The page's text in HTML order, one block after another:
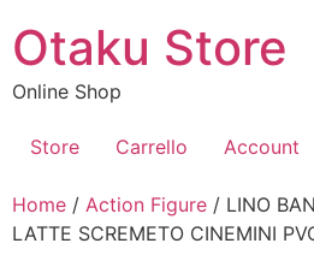
contenuto
Otaku Store
Online Shop
Store Carrello Account
Home / Action Figure / LINO
LATTE SCREMETO CINEMINI